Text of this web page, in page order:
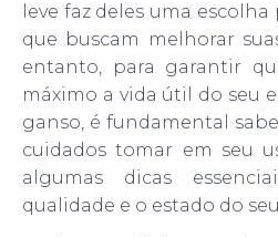
leve faz deles uma
que buscam melhorar
entanto, para garantir
máximo a vida útil do seu
ganso, é fundamental
cuidados tomar em seu
algumas dicas
qualidade e o estado do